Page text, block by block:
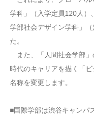
学科」（入学定員120人）
学部社会デザイン学科」
た。
また、「人間社会学部」
時代のキャリアを描く「
名称を変更します。
■国際学部は渋谷キャンパ